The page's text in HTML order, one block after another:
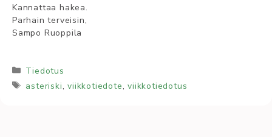
Kannattaa hakea.
Parhain terveisin,
Sampo Ruoppila
Kategoriat
Tiedotus
Avainsanat
asteriski,viikkotiedote,viikkotiedotus